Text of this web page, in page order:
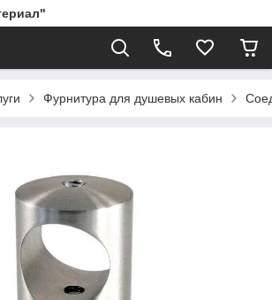
Фурнитура для душевых кабин